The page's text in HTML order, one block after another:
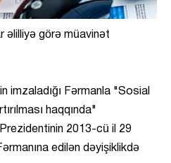
əlilliyə görə müavinət
imzaladığı Fərmanla "Sosial
haqqında"
2013-cü il 29
edilən dəyişiklikdə